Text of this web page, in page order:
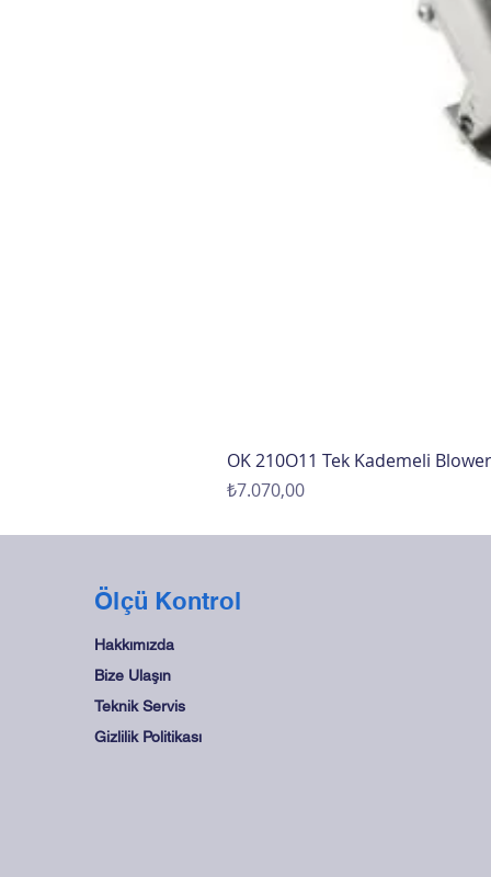
OK 210O11 Tek Kademeli Blower
Fiyat
₺7.070,00
Ölçü Kontrol
Hakkımızda
Bize Ulaşın
Teknik Servis
Gizlilik Politikası